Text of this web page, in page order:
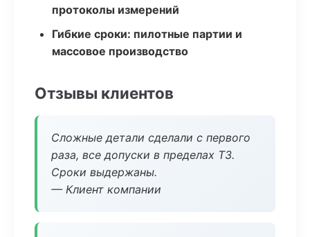
протоколы измерений
Гибкие сроки: пилотные партии и
массовое производство
Отзывы клиентов
Сложные детали сделали с первого
раза, все допуски в пределах ТЗ.
Сроки выдержаны.
— Клиент компании